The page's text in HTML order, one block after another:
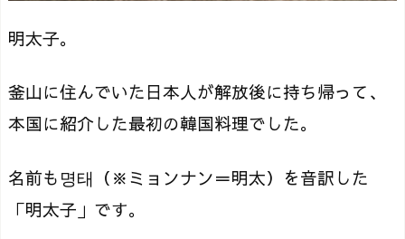
明太子。
釜山に住んでいた日本人が解放後に持ち帰って、
本国に紹介した最初の韓国料理でした。
名前も명태（※ミョンナン＝明太）を音訳した
「明太子」です。